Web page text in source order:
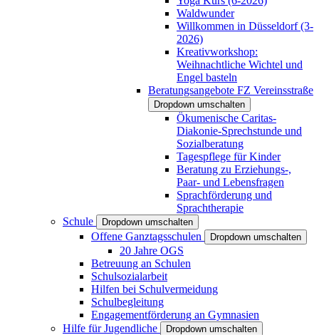
Waldwunder
Willkommen in Düsseldorf (3-
2026)
Kreativworkshop:
Weihnachtliche Wichtel und
Engel basteln
Beratungsangebote FZ Vereinsstraße
Dropdown umschalten
Ökumenische Caritas-
Diakonie-Sprechstunde und
Sozialberatung
Tagespflege für Kinder
Beratung zu Erziehungs-,
Paar- und Lebensfragen
Sprachförderung und
Sprachtherapie
Schule
Dropdown umschalten
Offene Ganztagsschulen Dropdown umschalten
20 Jahre OGS
Betreuung an Schulen
Schulsozialarbeit
Hilfen bei Schulvermeidung
Schulbegleitung
Engagementförderung an Gymnasien
Hilfe für Jugendliche
Dropdown umschalten